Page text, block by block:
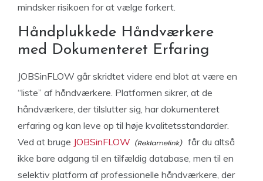
mindsker risikoen for at vælge forkert.
Håndplukkede Håndværkere
med Dokumenteret Erfaring
JOBSinFLOW går skridtet videre end blot at være en
“liste” af håndværkere. Platformen sikrer, at de
håndværkere, der tilslutter sig, har dokumenteret
erfaring og kan leve op til høje kvalitetsstandarder.
Ved at bruge JOBSinFLOW
får du altså
ikke bare adgang til en tilfældig database, men til en
selektiv platform af professionelle håndværkere, der